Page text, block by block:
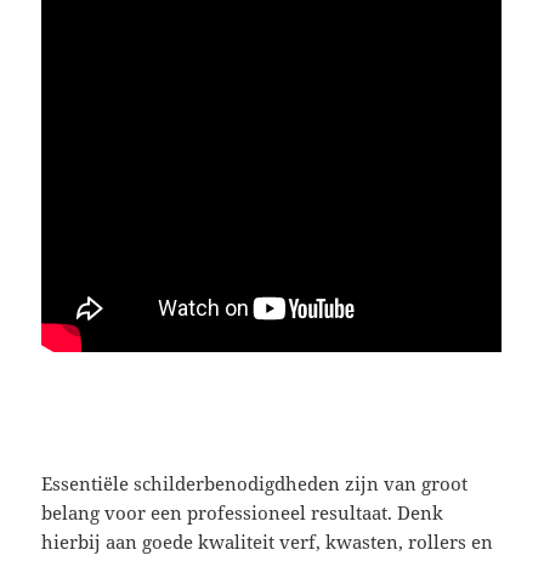
Essentiële schilderbenodigdheden zijn van groot
belang voor een professioneel resultaat. Denk
hierbij aan goede kwaliteit verf, kwasten, rollers en